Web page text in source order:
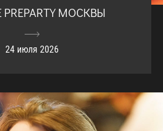
МОСКВЫ
24 июля 2026